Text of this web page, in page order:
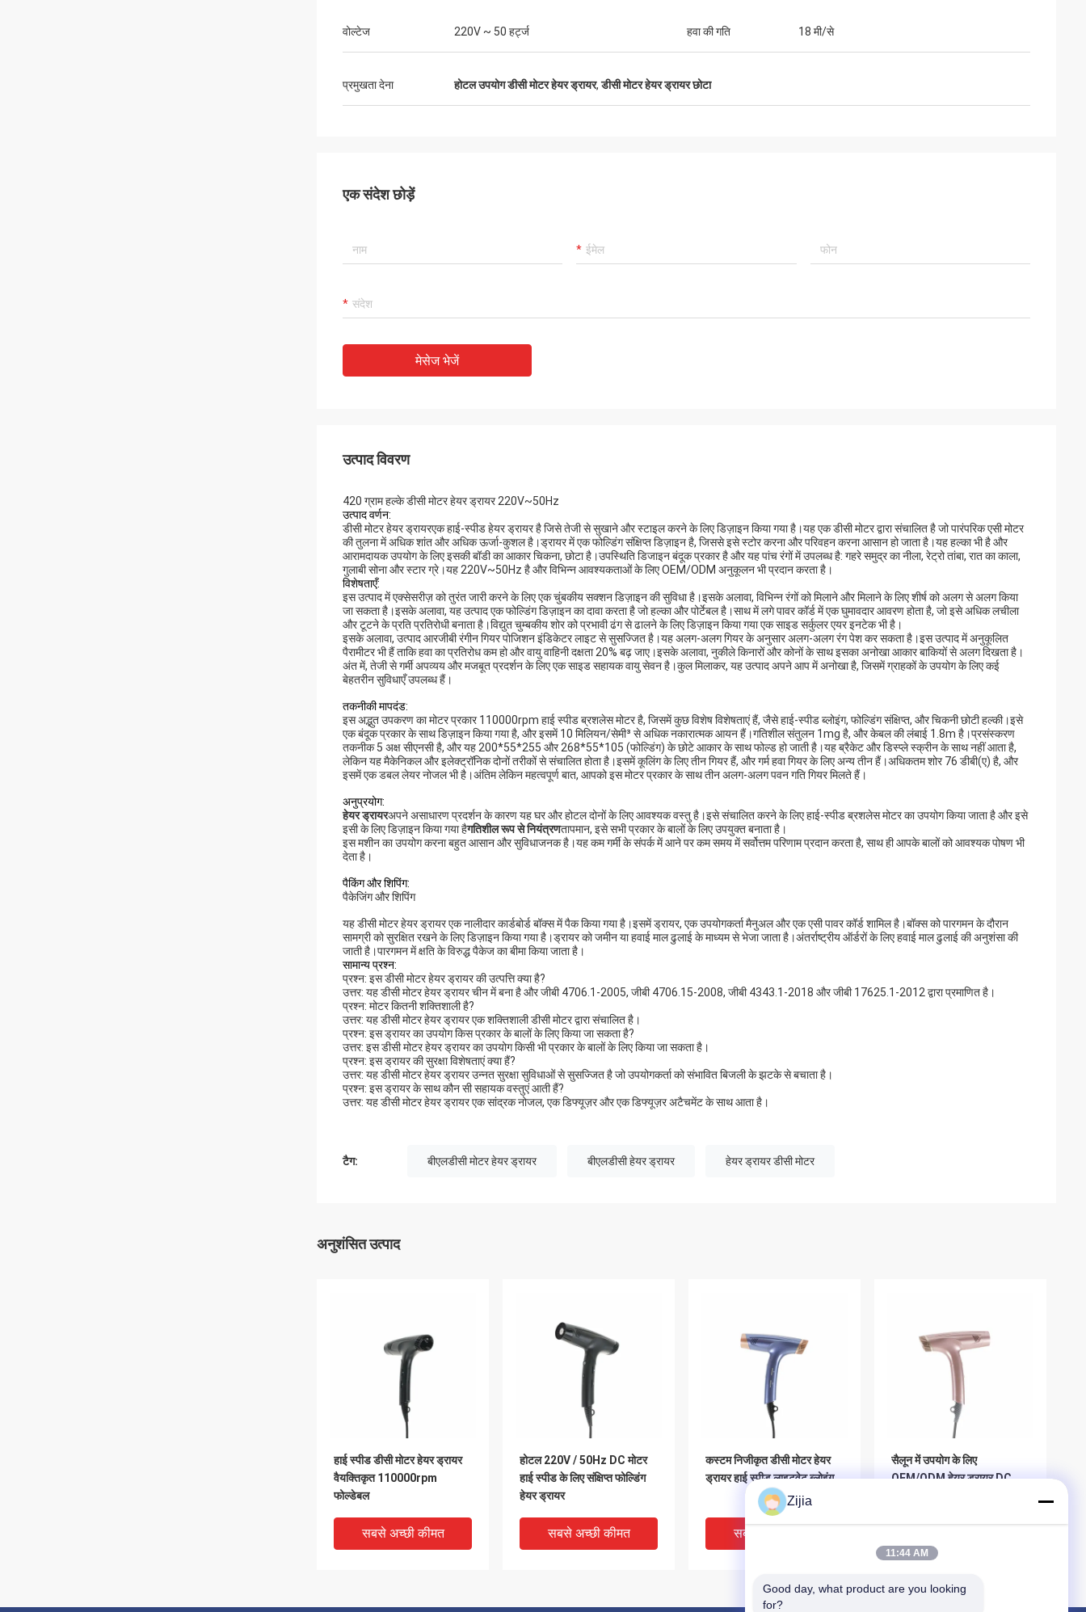
वोल्टेज 220V ~ 50 हर्ट्ज हवा की गति 18 मी/से
प्रमुखता देना होटल उपयोग डीसी मोटर हेयर ड्रायर,डीसी मोटर हेयर ड्रायर छोटा
एक संदेश छोड़ें
मेसेज भेजें
उत्पाद विवरण
420 ग्राम हल्के डीसी मोटर हेयर ड्रायर 220V~50Hz
उत्पाद वर्णन:
डीसी मोटर हेयर ड्रायरएक हाई-स्पीड हेयर ड्रायर है जिसे तेजी से सुखाने और स्टाइल करने के लिए डिज़ाइन किया गया है।यह एक डीसी मोटर द्वारा संचालित है जो पारंपरिक एसी मोटर
की तुलना में अधिक शांत और अधिक ऊर्जा-कुशल है।ड्रायर में एक फोल्डिंग संक्षिप्त डिज़ाइन है, जिससे इसे स्टोर करना और परिवहन करना आसान हो जाता है।यह हल्का भी है और
आरामदायक उपयोग के लिए इसकी बॉडी का आकार चिकना, छोटा है।उपस्थिति डिजाइन बंदूक प्रकार है और यह पांच रंगों में उपलब्ध है: गहरे समुद्र का नीला, रेट्रो तांबा, रात का काला,
गुलाबी सोना और स्टार ग्रे।यह 220V~50Hz है और विभिन्न आवश्यकताओं के लिए OEM/ODM अनुकूलन भी प्रदान करता है।
विशेषताएँ:
इस उत्पाद में एक्सेसरीज़ को तुरंत जारी करने के लिए एक चुंबकीय सक्शन डिज़ाइन की सुविधा है।इसके अलावा, विभिन्न रंगों को मिलाने और मिलाने के लिए शीर्ष को अलग से अलग किया
जा सकता है।इसके अलावा, यह उत्पाद एक फोल्डिंग डिज़ाइन का दावा करता है जो हल्का और पोर्टेबल है।साथ में लगे पावर कॉर्ड में एक घुमावदार आवरण होता है, जो इसे अधिक लचीला
और टूटने के प्रति प्रतिरोधी बनाता है।विद्युत चुम्बकीय शोर को प्रभावी ढंग से ढालने के लिए डिज़ाइन किया गया एक साइड सर्कुलर एयर इनटेक भी है।
इसके अलावा, उत्पाद आरजीबी रंगीन गियर पोजिशन इंडिकेटर लाइट से सुसज्जित है।यह अलग-अलग गियर के अनुसार अलग-अलग रंग पेश कर सकता है।इस उत्पाद में अनुकूलित
पैरामीटर भी हैं ताकि हवा का प्रतिरोध कम हो और वायु वाहिनी दक्षता 20% बढ़ जाए।इसके अलावा, नुकीले किनारों और कोनों के साथ इसका अनोखा आकार बाकियों से अलग दिखता है।
अंत में, तेजी से गर्मी अपव्यय और मजबूत प्रदर्शन के लिए एक साइड सहायक वायु सेवन है।कुल मिलाकर, यह उत्पाद अपने आप में अनोखा है, जिसमें ग्राहकों के उपयोग के लिए कई
बेहतरीन सुविधाएँ उपलब्ध हैं।
तकनीकी मापदंड:
इस अद्भुत उपकरण का मोटर प्रकार 110000rpm हाई स्पीड ब्रशलेस मोटर है, जिसमें कुछ विशेष विशेषताएं हैं, जैसे हाई-स्पीड ब्लोइंग, फोल्डिंग संक्षिप्त, और चिकनी छोटी हल्की।इसे
एक बंदूक प्रकार के साथ डिज़ाइन किया गया है, और इसमें 10 मिलियन/सेमी³ से अधिक नकारात्मक आयन हैं।गतिशील संतुलन 1mg है, और केबल की लंबाई 1.8m है।प्रसंस्करण
तकनीक 5 अक्ष सीएनसी है, और यह 200*55*255 और 268*55*105 (फोल्डिंग) के छोटे आकार के साथ फोल्ड हो जाती है।यह ब्रैकेट और डिस्प्ले स्क्रीन के साथ नहीं आता है,
लेकिन यह मैकेनिकल और इलेक्ट्रॉनिक दोनों तरीकों से संचालित होता है।इसमें कूलिंग के लिए तीन गियर हैं, और गर्म हवा गियर के लिए अन्य तीन हैं।अधिकतम शोर 76 डीबी(ए) है, और
इसमें एक डबल लेयर नोजल भी है।अंतिम लेकिन महत्वपूर्ण बात, आपको इस मोटर प्रकार के साथ तीन अलग-अलग पवन गति गियर मिलते हैं।
अनुप्रयोग:
हेयर ड्रायरअपने असाधारण प्रदर्शन के कारण यह घर और होटल दोनों के लिए आवश्यक वस्तु है।इसे संचालित करने के लिए हाई-स्पीड ब्रशलेस मोटर का उपयोग किया जाता है और इसे
इसी के लिए डिज़ाइन किया गया हैगतिशील रूप से नियंत्रणतापमान, इसे सभी प्रकार के बालों के लिए उपयुक्त बनाता है।
इस मशीन का उपयोग करना बहुत आसान और सुविधाजनक है।यह कम गर्मी के संपर्क में आने पर कम समय में सर्वोत्तम परिणाम प्रदान करता है, साथ ही आपके बालों को आवश्यक पोषण भी
देता है।
पैकिंग और शिपिंग:
पैकेजिंग और शिपिंग
यह डीसी मोटर हेयर ड्रायर एक नालीदार कार्डबोर्ड बॉक्स में पैक किया गया है।इसमें ड्रायर, एक उपयोगकर्ता मैनुअल और एक एसी पावर कॉर्ड शामिल है।बॉक्स को पारगमन के दौरान
सामग्री को सुरक्षित रखने के लिए डिज़ाइन किया गया है।ड्रायर को जमीन या हवाई माल ढुलाई के माध्यम से भेजा जाता है।अंतर्राष्ट्रीय ऑर्डरों के लिए हवाई माल ढुलाई की अनुशंसा की
जाती है।पारगमन में क्षति के विरुद्ध पैकेज का बीमा किया जाता है।
सामान्य प्रश्न:
प्रश्न: इस डीसी मोटर हेयर ड्रायर की उत्पत्ति क्या है?
उत्तर: यह डीसी मोटर हेयर ड्रायर चीन में बना है और जीबी 4706.1-2005, जीबी 4706.15-2008, जीबी 4343.1-2018 और जीबी 17625.1-2012 द्वारा प्रमाणित है।
प्रश्न: मोटर कितनी शक्तिशाली है?
उत्तर: यह डीसी मोटर हेयर ड्रायर एक शक्तिशाली डीसी मोटर द्वारा संचालित है।
प्रश्न: इस ड्रायर का उपयोग किस प्रकार के बालों के लिए किया जा सकता है?
उत्तर: इस डीसी मोटर हेयर ड्रायर का उपयोग किसी भी प्रकार के बालों के लिए किया जा सकता है।
प्रश्न: इस ड्रायर की सुरक्षा विशेषताएं क्या हैं?
उत्तर: यह डीसी मोटर हेयर ड्रायर उन्नत सुरक्षा सुविधाओं से सुसज्जित है जो उपयोगकर्ता को संभावित बिजली के झटके से बचाता है।
प्रश्न: इस ड्रायर के साथ कौन सी सहायक वस्तुएं आती हैं?
उत्तर: यह डीसी मोटर हेयर ड्रायर एक सांद्रक नोजल, एक डिफ्यूज़र और एक डिफ्यूज़र अटैचमेंट के साथ आता है।
टैग: बीएलडीसी मोटर हेयर ड्रायर बीएलडीसी हेयर ड्रायर हेयर ड्रायर डीसी मोटर
अनुशंसित उत्पाद
हाई स्पीड डीसी मोटर हेयर ड्रायर
वैयक्तिकृत 110000rpm
फोल्डेबल
सबसे अच्छी कीमत
होटल 220V / 50Hz DC मोटर
हाई स्पीड के लिए संक्षिप्त फोल्डिंग
हेयर ड्रायर
सबसे अच्छी कीमत
कस्टम निजीकृत डीसी मोटर हेयर
ड्रायर हाई स्पीड लाइटवेट ब्लोइंग
सबसे अच्छी कीमत
सैलून में उपयोग के लिए
OEM/ODM हेयर ड्रायर DC
Zijia
11:44 AM
Good day, what product are you looking
for?